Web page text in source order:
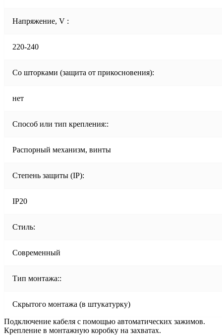
Напряжение, V :
220-240
Со шторками (защита от прикосновения):
нет
Способ или тип крепления::
Распорный механизм, винты
Степень защиты (IP):
IP20
Стиль:
Современный
Тип монтажа::
Скрытого монтажа (в штукатурку)
Подключение кабеля с помощью автоматических зажимов.
Крепление в монтажную коробку на захватах.